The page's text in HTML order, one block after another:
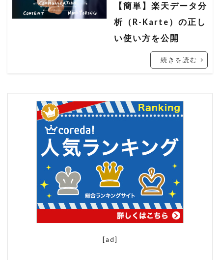
【簡単】楽天データ分
析（R-Karte）の正し
い使い方を公開
続きを読む
[ad]
ヤフーショッピング 売上アップ
レスポンシブ ワンタリフ
商品データ
広告 改造 文字数オーバー 料率
料率設定 期間設定 検索ロジック
検索流入 検索結果
楽天 seo アルゴリズム 楽天 seo 業者
楽天 seo対策 2021 楽天 アルゴリズム
楽天 コンサル 楽天 ショップ 解説
楽天 検索 上位 楽天 検索ボリューム
楽天SEO 楽天seo 2020 楽天seo alt
楽天seo アルゴリズム 2020